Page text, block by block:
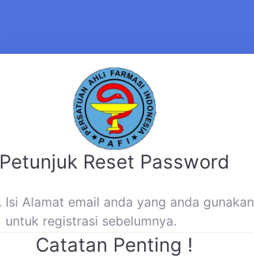
Petunjuk Reset Password
Isi Alamat email anda yang anda gunakan
untuk registrasi sebelumnya.
Catatan Penting !